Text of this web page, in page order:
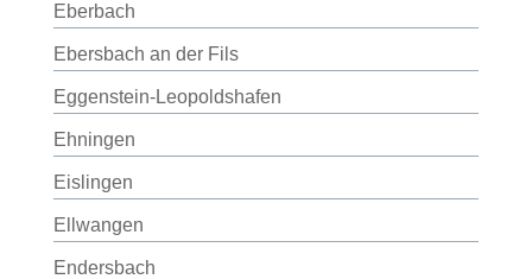
Eberbach
Ebersbach an der Fils
Eggenstein-Leopoldshafen
Ehningen
Eislingen
Ellwangen
Endersbach